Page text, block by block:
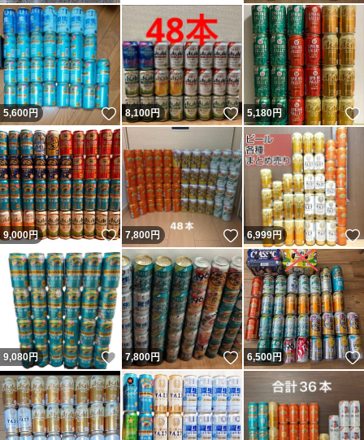
5,600円 いいね！
8,100円 いいね！
5,180円
9,000円 いいね！
7,800円 いいね！
6,999円
9,080円 いいね！
7,800円 いいね！
6,500円